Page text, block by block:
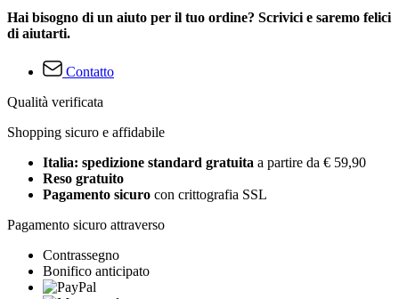
Hai bisogno di un aiuto per il tuo ordine? Scrivici e saremo felici
di aiutarti.
Contatto
Qualità verificata
Shopping sicuro e affidabile
Italia: spedizione standard gratuita a partire da € 59,90
Reso gratuito
Pagamento sicuro con crittografia SSL
Pagamento sicuro attraverso
Contrassegno
Bonifico anticipato